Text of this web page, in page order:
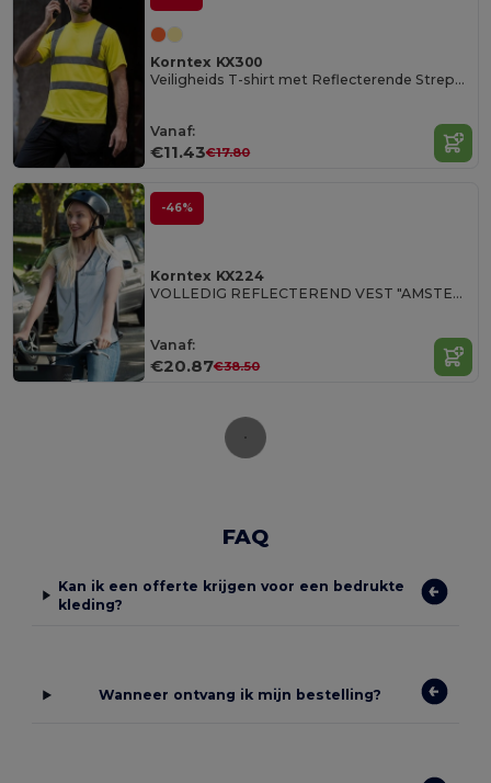
Korntex KX300
Veiligheids T-shirt met Reflecterende Strepen
Vanaf:
€11.43€17.80
-46%
Korntex KX224
VOLLEDIG REFLECTEREND VEST "AMSTERDAM
Vanaf:
€20.87€38.50
FAQ
Kan ik een offerte krijgen voor een bedrukte
kleding?
Wanneer ontvang ik mijn bestelling?